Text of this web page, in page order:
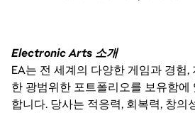
Electronic Arts 소개
EA는 전 세계의 다양한 게임과 경험,
한 광범위한 포트폴리오를 보유함
합니다. 당사는 적응력, 회복력, 창의